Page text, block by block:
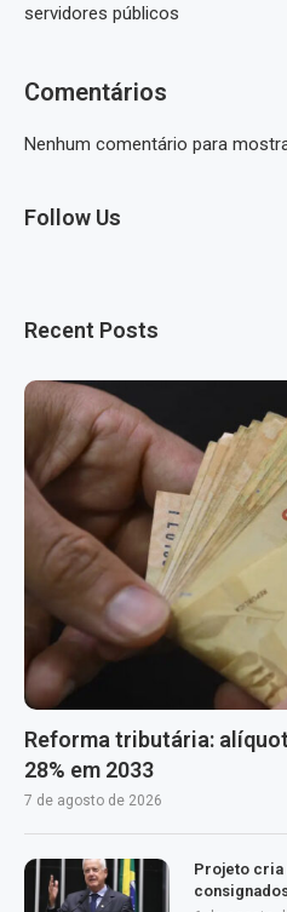
servidores públicos
Comentários
Nenhum comentário para
Follow Us
Recent Posts
Reforma tributária:
28% em 2033
7 de agosto de 2026
Projeto cria